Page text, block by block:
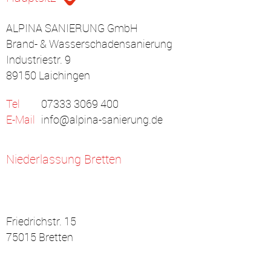
ALPINA SANIERUNG GmbH
Brand- & Wasserschadensanierung
Industriestr. 9
89150 Laichingen
Tel
07333 3069 400
E-Mail info@alpina-sanierung.de
Niederlassung Bretten
Friedrichstr. 15
75015 Bretten